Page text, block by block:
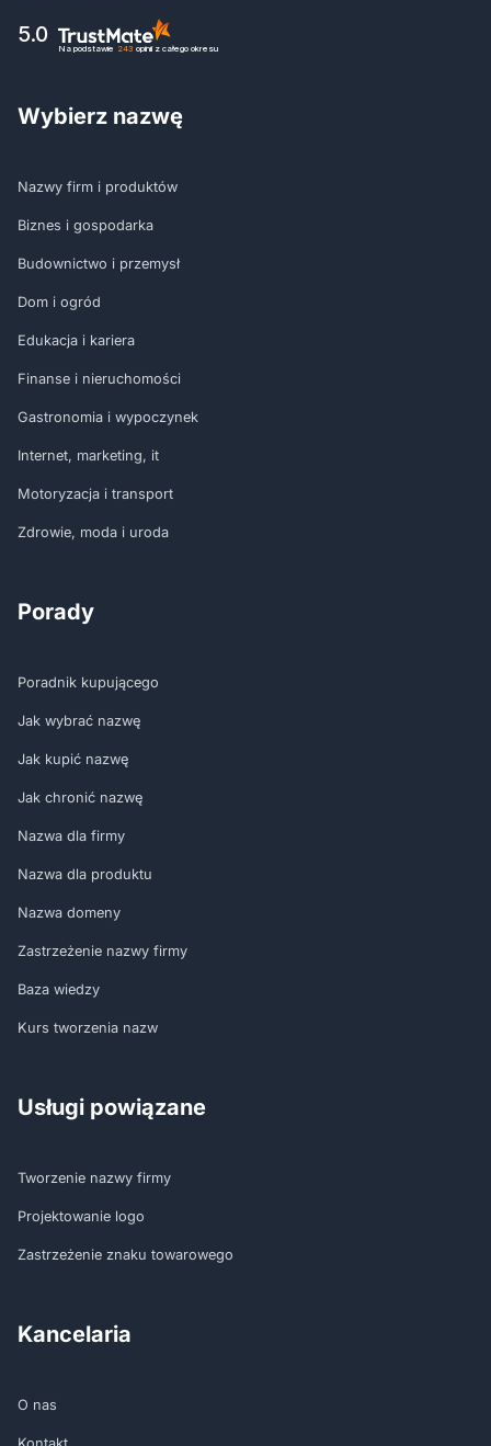
5.0
Na podstawie 243 opinii z całego okresu
Wybierz nazwę
Nazwy firm i produktów
Biznes i gospodarka
Budownictwo i przemysł
Dom i ogród
Edukacja i kariera
Finanse i nieruchomości
Gastronomia i wypoczynek
Internet, marketing, it
Motoryzacja i transport
Zdrowie, moda i uroda
Porady
Poradnik kupującego
Jak wybrać nazwę
Jak kupić nazwę
Jak chronić nazwę
Nazwa dla firmy
Nazwa dla produktu
Nazwa domeny
Zastrzeżenie nazwy firmy
Baza wiedzy
Kurs tworzenia nazw
Usługi powiązane
Tworzenie nazwy firmy
Projektowanie logo
Zastrzeżenie znaku towarowego
Kancelaria
O nas